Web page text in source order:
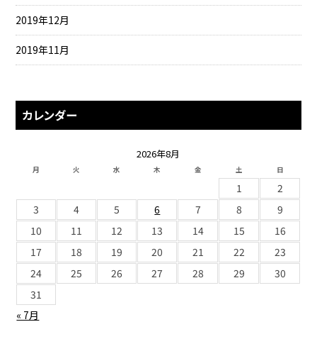
2019年12月
2019年11月
カレンダー
2026年8月
月 火 水 木 金 土 日
« 7月
1
2
3
4 5 6 7 8
9
10
11 12 13 14 15
16
17
18 19 20 21 22
23
24
25 26 27 28 29
30
31